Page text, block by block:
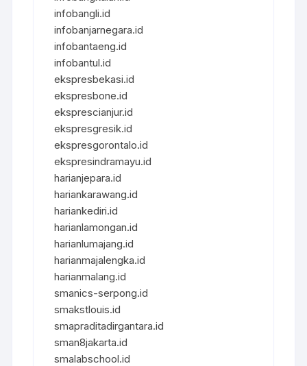
infobangli.id
infobanjarnegara.id
infobantaeng.id
infobantul.id
ekspresbekasi.id
ekspresbone.id
eksprescianjur.id
ekspresgresik.id
ekspresgorontalo.id
ekspresindramayu.id
harianjepara.id
hariankarawang.id
hariankediri.id
harianlamongan.id
harianlumajang.id
harianmajalengka.id
harianmalang.id
smanics-serpong.id
smakstlouis.id
smapraditadirgantara.id
sman8jakarta.id
smalabschool.id